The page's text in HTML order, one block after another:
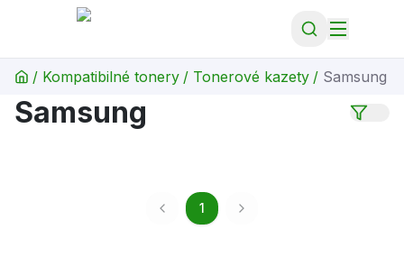
/ Kompatibilné tonery / Tonerové kazety / Samsung
Samsung
1